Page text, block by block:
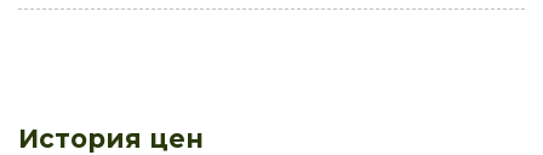
История цен